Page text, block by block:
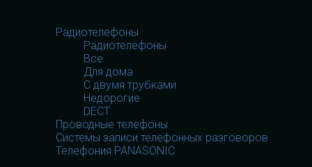
Радиотелефоны
Радиотелефоны
Все
Для дома
С двумя трубками
Недорогие
DECT
Проводные телефоны
Системы записи телефонных разговоров
Телефония PANASONIC